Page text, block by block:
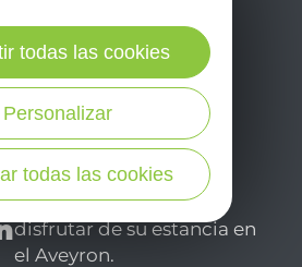
No se pierda nuestro
mensual newsletter y
déjese inspirar para
disfrutar de su estancia en
el Aveyron.
todas las cookies
Personalizar
todas las cookies